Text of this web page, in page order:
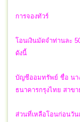
การจองทัวร์
โอนเงินมัดจำท่านละ
ดังนี้
บัญชีออมทรัพย์ ชื่อ นา
ธนาคารกรุงไทย สาข
ส่วนที่เหลือโอนก่อนวั